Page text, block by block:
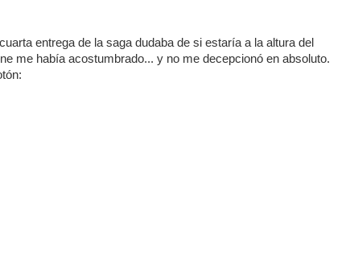
entrega de la saga dudaba de si estaría a la altura del
me había acostumbrado... y no me decepcionó en absoluto.